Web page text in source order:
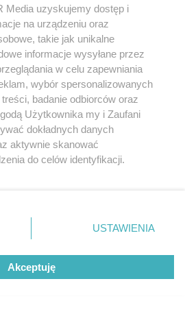
ojca
jest
kroki prawne
Media uzyskujemy dostęp i
na urządzeniu oraz
takie jak unikalne
informacje wysyłane przez
w celu zapewniania
wybór spersonalizowanych
badanie odbiorców oraz
Użytkownika my i Zaufani
dokładnych danych
aktywnie skanować
do celów identyfikacji.
przycisk ustawień prywatności
dolnym rogu strony
nie wymagają zgody
prawo sprzeciwić się takiemu
będą miały zastosowanie tylko
USTAWIENIA
Akceptuję